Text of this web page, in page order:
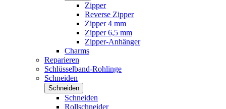
Zipper
Reverse Zipper
Zipper 4 mm
Zipper 6,5 mm
Zipper-Anhänger
Charms
Reparieren
Schlüsselband-Rohlinge
Schneiden
Schneiden
Schneiden
Rollschneider